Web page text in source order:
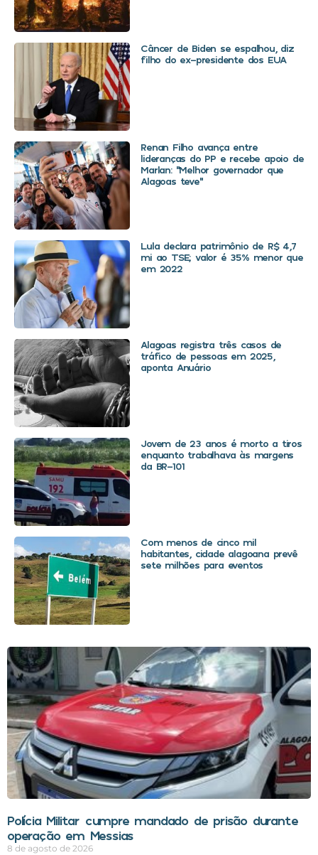
Câncer de Biden se espalhou, diz
filho do ex-presidente dos EUA
Renan Filho avança entre
lideranças do PP e recebe apoio de
Marlan: “Melhor governador que
Alagoas teve”
Lula declara patrimônio de R$ 4,7
mi ao TSE; valor é 35% menor que
em 2022
Alagoas registra três casos de
tráfico de pessoas em 2025,
aponta Anuário
Jovem de 23 anos é morto a tiros
enquanto trabalhava às margens
da BR-101
Com menos de cinco mil
habitantes, cidade alagoana prevê
sete milhões para eventos
Polícia Militar cumpre mandado de prisão durante
operação em Messias
8 de agosto de 2026